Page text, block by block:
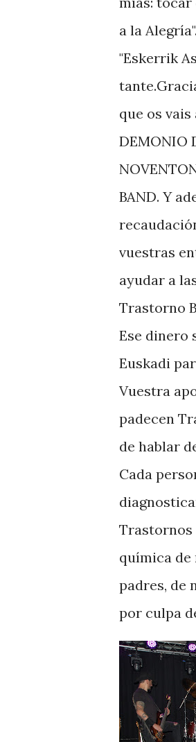
a la
"Eskerrik
que os
DEMONIO
BAND. Y
vuestras
ayudar a
Trastorno
Ese dinero
Euskadi
Vuestra
padecen
de hablar
Cada
Trastornos
química de
padres, de
por culpa